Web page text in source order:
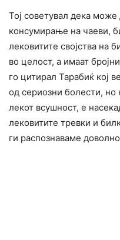
Тој советувал дека
консумирање на чаеви,
лековитите својства на
во целост, а имаат
го цитирал Тарабиќ кој
од сериозни болести, но
лекот всушност, е
лековитите тревки и
ги распознаваме